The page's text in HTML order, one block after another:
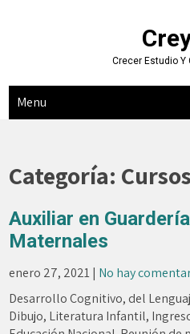
Crecer Estudio Y
Menu
Categoría: Cursos
Auxiliar en
Maternales
enero 27, 2021| No hay
Desarrollo Cognitivo, del
Dibujo, Literatura Infantil,